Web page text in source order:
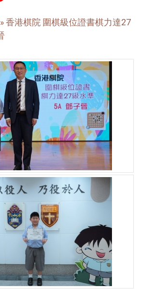
»香港棋院 圍棋級位證書棋力達27